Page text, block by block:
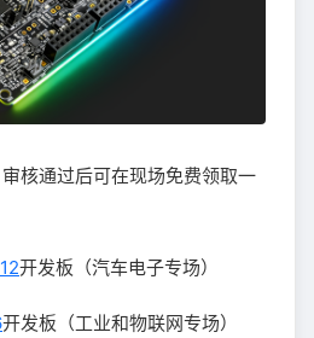
核通过后可在现场免费领取一
开发板（汽车电子专场）
开发板（工业和物联网专场）